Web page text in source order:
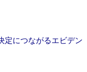
定につながるエビデン